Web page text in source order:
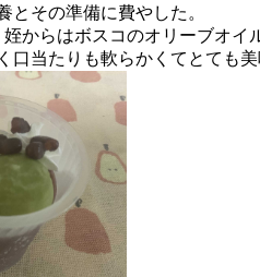
その準備に費やした。
からはボスコのオリーブオイ
当たりも軟らかくてとても美